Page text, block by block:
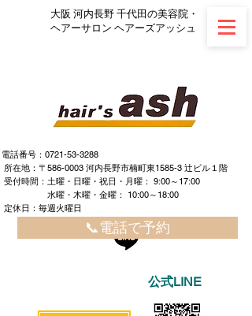
大阪 河内長野 千代田の美容院・
ヘアーサロン ヘアーズアッシュ
電話番号：0721-53-3288
所在地：〒586-0003 河内長野市楠町東1585-3 辻ビル１階
​ ​受付時間：土曜・日曜・祝日・月曜： 9:00～17:00
水曜・木曜・金曜： 10:00～18:00
定休日：毎週火曜日
📞電話で予約
公式LINE